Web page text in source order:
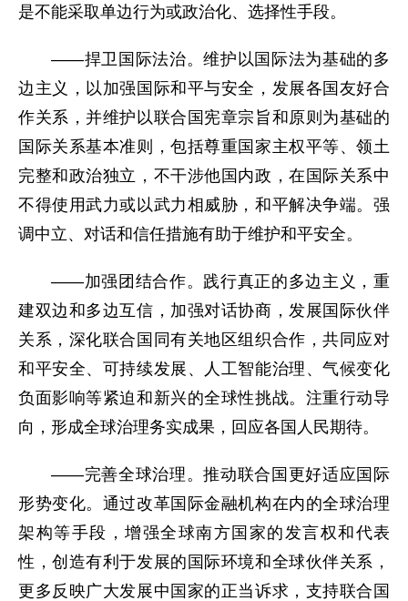
是不能采取单边行为或政治化、选择性手段。
——捍卫国际法治。维护以国际法为基础的多
边主义，以加强国际和平与安全，发展各国友好合
作关系，并维护以联合国宪章宗旨和原则为基础的
国际关系基本准则，包括尊重国家主权平等、领土
完整和政治独立，不干涉他国内政，在国际关系中
不得使用武力或以武力相威胁，和平解决争端。强
调中立、对话和信任措施有助于维护和平安全。
——加强团结合作。践行真正的多边主义，重
建双边和多边互信，加强对话协商，发展国际伙伴
关系，深化联合国同有关地区组织合作，共同应对
和平安全、可持续发展、人工智能治理、气候变化
负面影响等紧迫和新兴的全球性挑战。注重行动导
向，形成全球治理务实成果，回应各国人民期待。
——完善全球治理。推动联合国更好适应国际
形势变化。通过改革国际金融机构在内的全球治理
架构等手段，增强全球南方国家的发言权和代表
性，创造有利于发展的国际环境和全球伙伴关系，
更多反映广大发展中国家的正当诉求，支持联合国